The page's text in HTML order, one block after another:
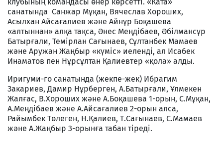
клубының командасы өнер көрсетті. «Ката»
санатында Санжар Мұқан, Вячеслав Хороших,
Асылхан Айсағалиев және Айнұр Боқашева
«алтыннан» алқа тақса, Әнес Меңдібаев, Әбілмансұр
Батырғали, Темірлан Сағынаев, Сұлтанбек Мамаев
және Аружан Жаңбыр «күміс» иеленді, ал Исабек
Инаматов пен Нұрсұлтан Қалиевтер «қола» алды.
Иригуми-го санатында (жекпе-жек) Ибрагим
Закариев, Дамир Нұрберген, А.Батырғали, Ұлмекен
Жалғас, В.Хороших және А.Боқашева 1-орын, С.Мұқан,
А.Меңдібаев және А.Айсағалиев 2-орын алса,
Райымбек Төлеген, Н.Қалиев, Т.Сағынаев, С.Мамаев
және А.Жаңбыр 3-орынға табан тіреді.